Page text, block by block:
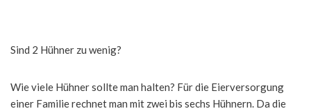
Sind 2 Hühner zu wenig?
Wie viele Hühner sollte man halten? Für die Eierversorgung
einer Familie rechnet man mit zwei bis sechs Hühnern. Da die